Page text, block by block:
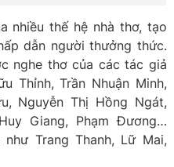
nhiều thế hệ nhà thơ, tạo
dẫn người thưởng thức.
nghe thơ của các tác giả
Thỉnh, Trần Nhuận Minh,
Nguyễn Thị Hồng Ngát,
Giang, Phạm Đương…
Trang Thanh, Lữ Mai,